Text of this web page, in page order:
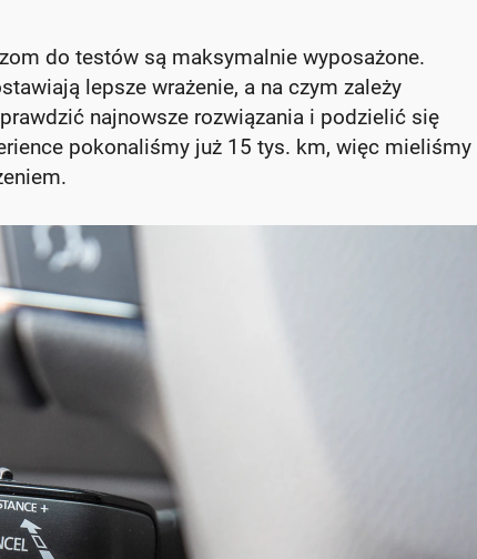
do testów są maksymalnie wyposażone.
lepsze wrażenie, a na czym zależy
najnowsze rozwiązania i podzielić się
pokonaliśmy już 15 tys. km, więc mieliśmy